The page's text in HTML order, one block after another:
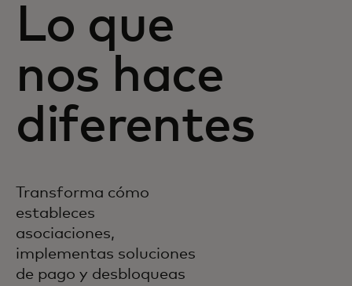
Lo que
nos hace
diferentes
Transforma cómo
estableces
asociaciones,
implementas soluciones
de pago y desbloqueas